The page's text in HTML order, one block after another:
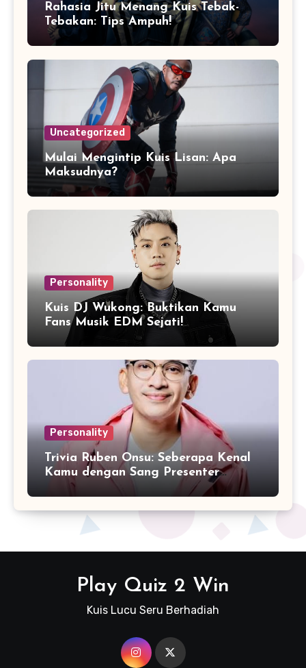
Rahasia Jitu Menang Kuis Tebak-
Tebakan: Tips Ampuh!
Uncategorized
Mulai Mengintip Kuis Lisan: Apa
Maksudnya?
Personality
Kuis DJ Wukong: Buktikan Kamu
Fans Musik EDM Sejati!
Personality
Trivia Ruben Onsu: Seberapa Kenal
Kamu dengan Sang Presenter
Serbabisa?
Play Quiz 2 Win
Kuis Lucu Seru Berhadiah